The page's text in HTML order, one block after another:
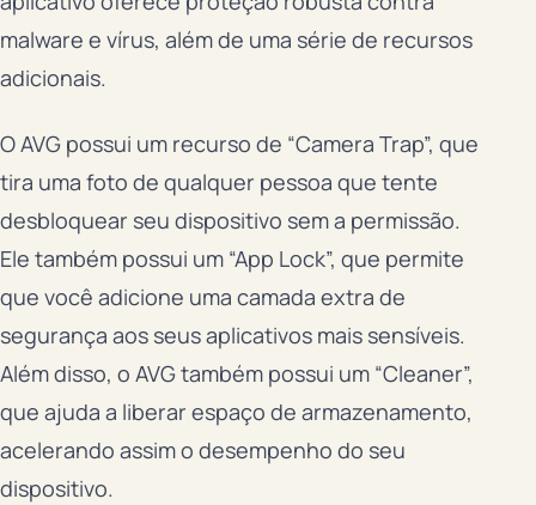
malware e vírus, além de uma série de recursos
adicionais.
O AVG possui um recurso de “Camera Trap”, que
tira uma foto de qualquer pessoa que tente
desbloquear seu dispositivo sem a permissão.
Ele também possui um “App Lock”, que permite
que você adicione uma camada extra de
segurança aos seus aplicativos mais sensíveis.
Além disso, o AVG também possui um “Cleaner”,
que ajuda a liberar espaço de armazenamento,
acelerando assim o desempenho do seu
dispositivo.